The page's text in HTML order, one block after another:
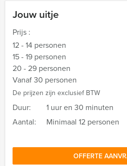
Jouw uitje
Prijs :
12 - 14 personen
15 - 19 personen
20 - 29 personen
Vanaf 30 personen
De prijzen zijn exclusief BTW
Duur:
1 uur en 30 minuten
Aantal:
Minimaal 12 personen
OFFERTE